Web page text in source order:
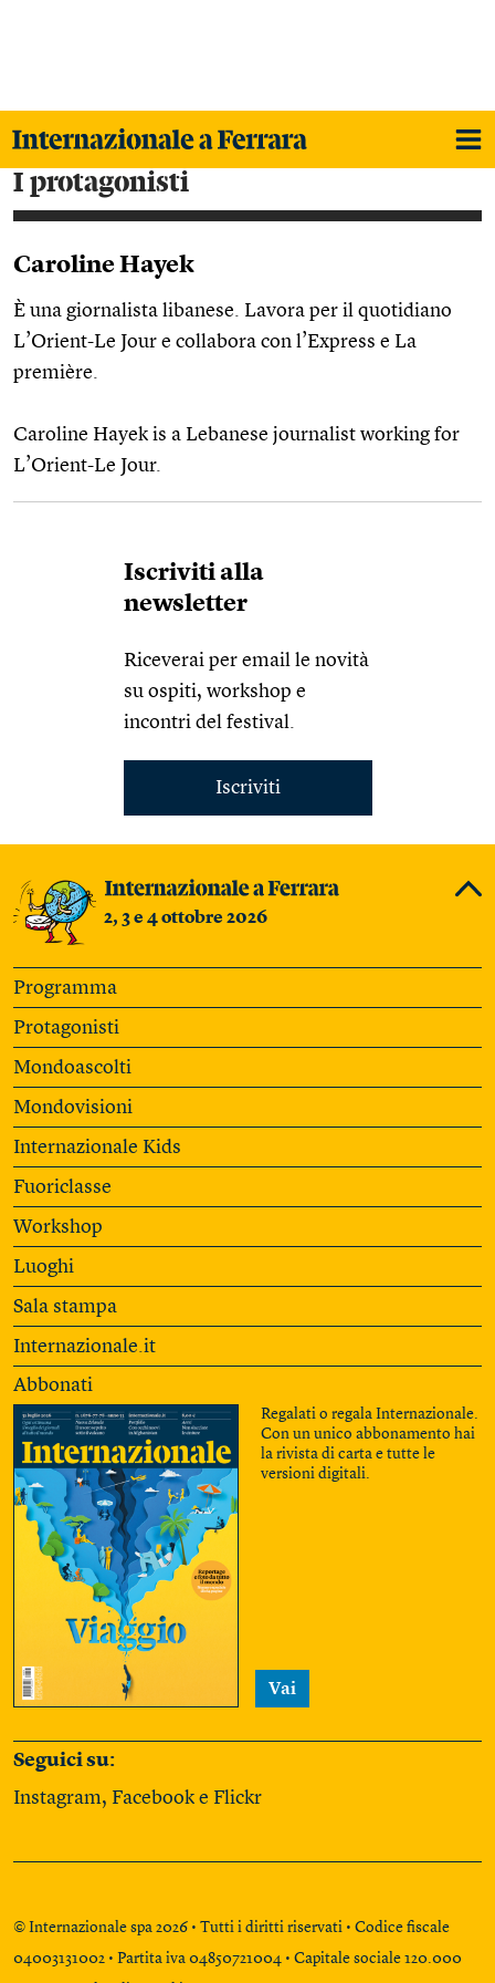
i protagonisti
Caroline Hayek
È una giornalista libanese. Lavora per il quotidiano
L’Orient-Le Jour e collabora con l’Express e La
première.
Caroline Hayek is a Lebanese journalist working for
L’Orient-Le Jour.
Iscriviti alla
newsletter
Riceverai per email le novità
su ospiti, workshop e
incontri del festival.
Iscriviti
2, 3 e 4 ottobre 2026
Programma
Protagonisti
Mondoascolti
Mondovisioni
Internazionale Kids
Fuoriclasse
Workshop
Luoghi
Sala stampa
Internazionale.it
Abbonati
Regalati o regala Internazionale.
Con un unico abbonamento hai
la rivista di carta e tutte le
versioni digitali.
Vai
Seguici su:
Instagram, Facebook e Flickr
© Internazionale spa 2026 • Tutti i diritti riservati • Codice fiscale
04003131002 • Partita iva 04850721004 • Capitale sociale 120.000